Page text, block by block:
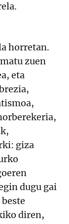
horretan.
zuen
eta
giza
dugu gai
diren,